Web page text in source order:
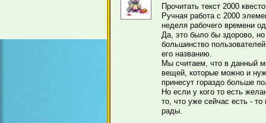
Прочитать текст 2000
Ручная работа с 2000
неделя рабочего времени
Да, это было бы здорово, но
большинство
его названию.
Мы считаем, что в данный
вещей, которые можно и
принесут гораздо больше
Но если у кого то есть
то, что уже сейчас есть -
рады.